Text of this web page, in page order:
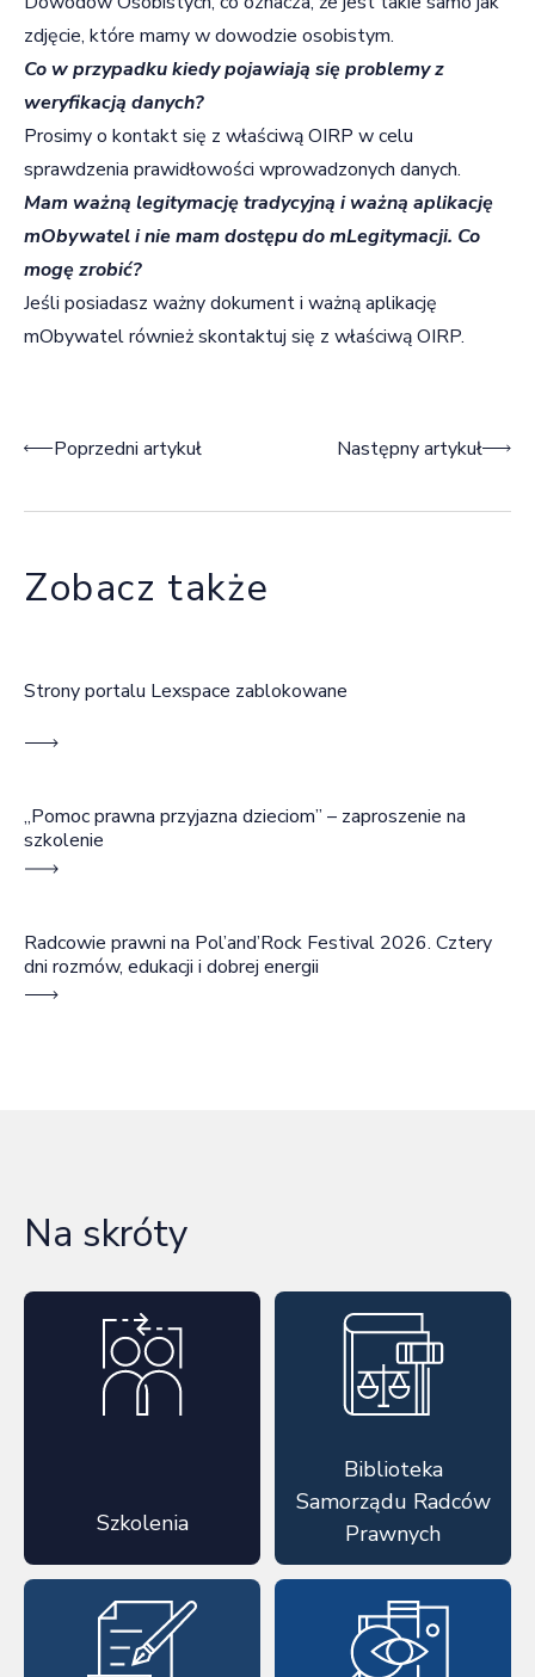
zdjęcie, które mamy w dowodzie osobistym.
Co w przypadku kiedy pojawiają się problemy z
weryfikacją danych?
Prosimy o kontakt się z właściwą OIRP w celu
sprawdzenia prawidłowości wprowadzonych danych.
Mam ważną legitymację tradycyjną i ważną aplikację
mObywatel i nie mam dostępu do mLegitymacji. Co
mogę zrobić?
Jeśli posiadasz ważny dokument i ważną aplikację
mObywatel również skontaktuj się z właściwą OIRP.
Nawigacja wpisu
Poprzedni artykuł Następny artykuł
Zobacz także
Strony portalu Lexspace zablokowane
„Pomoc prawna przyjazna dzieciom” – zaproszenie na
szkolenie
Radcowie prawni na Pol’and’Rock Festival 2026. Cztery
dni rozmów, edukacji i dobrej energii
Na skróty
Szkolenia
Biblioteka
Samorządu Radców
Prawnych